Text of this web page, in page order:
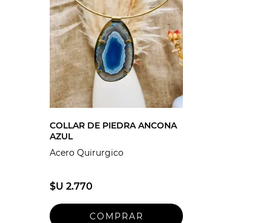
COLLAR DE PIEDRA ANCONA
AZUL
Acero Quirurgico
$U 2.770